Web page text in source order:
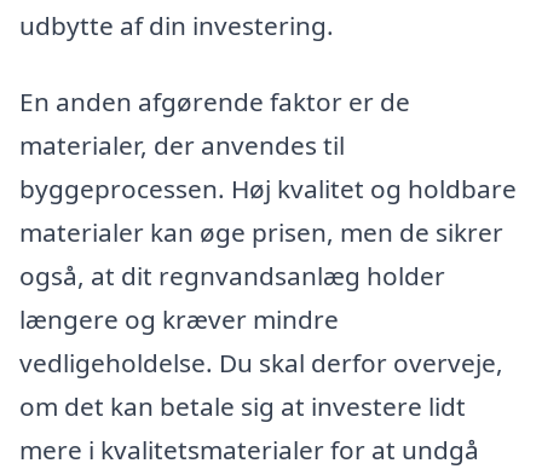
udbytte af din investering.
En anden afgørende faktor er de
materialer, der anvendes til
byggeprocessen. Høj kvalitet og holdbare
materialer kan øge prisen, men de sikrer
også, at dit regnvandsanlæg holder
længere og kræver mindre
vedligeholdelse. Du skal derfor overveje,
om det kan betale sig at investere lidt
mere i kvalitetsmaterialer for at undgå